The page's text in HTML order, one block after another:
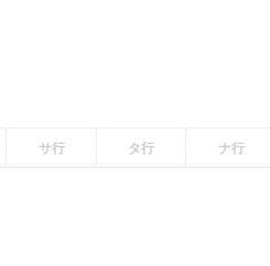
サ行 タ行 ナ行